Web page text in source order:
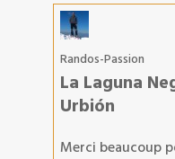
Randos-Passion
La Laguna
Urbión
Merci beaucoup